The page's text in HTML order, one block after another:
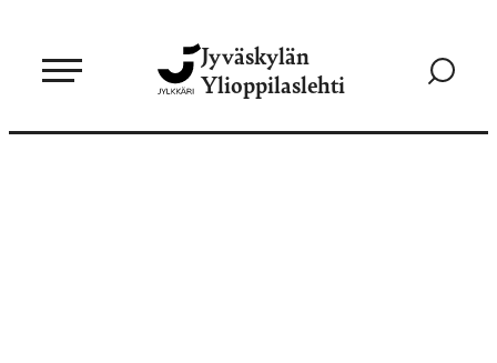
sisältöön
Jyväskylän
Ylioppilaslehti
Siirry